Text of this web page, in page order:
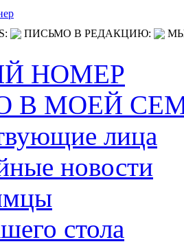
ПИСЬМО В РЕДАКЦИЮ:
НОМЕР
В МОЕЙ
лица
новости
стола